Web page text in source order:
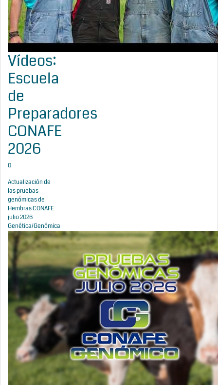
Vídeos:
Escuela
de
Preparadores
CONAFE
2026
0
Actualización de
las pruebas
genómicas de
Hembras CONAFE
julio 2026
Genética/Genómica